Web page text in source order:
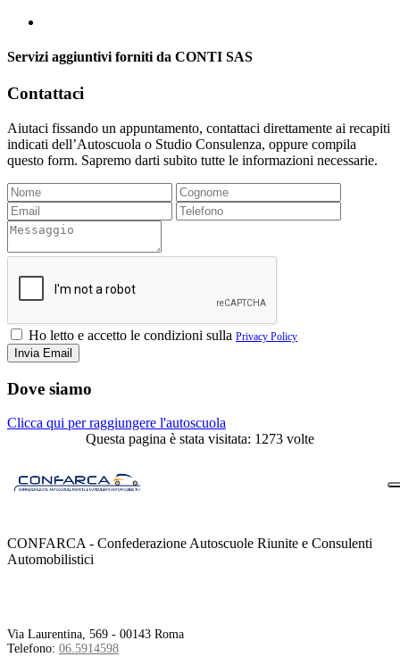
Servizi aggiuntivi forniti da CONTI SAS
Contattaci
Aiutaci fissando un appuntamento, contattaci direttamente ai recapiti
indicati dell’Autoscuola o Studio Consulenza, oppure compila
questo form. Sapremo darti subito tutte le informazioni necessarie.
Ho letto e accetto le condizioni sulla Privacy Policy
Dove siamo
Clicca qui per raggiungere l'autoscuola
Questa pagina è stata visitata: 1273 volte
CONFARCA - Confederazione Autoscuole Riunite e Consulenti
Automobilistici
Via Laurentina, 569 - 00143 Roma
Telefono: 06.5914598